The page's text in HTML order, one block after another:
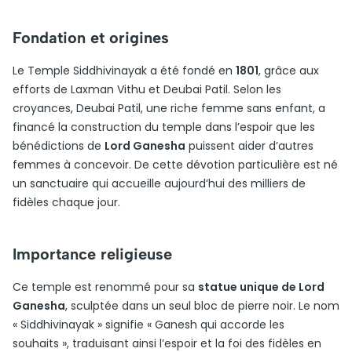
Fondation et origines
Le Temple Siddhivinayak a été fondé en 1801, grâce aux
efforts de Laxman Vithu et Deubai Patil. Selon les
croyances, Deubai Patil, une riche femme sans enfant, a
financé la construction du temple dans l’espoir que les
bénédictions de Lord Ganesha puissent aider d’autres
femmes à concevoir. De cette dévotion particulière est né
un sanctuaire qui accueille aujourd’hui des milliers de
fidèles chaque jour.
Importance religieuse
Ce temple est renommé pour sa statue unique de Lord
Ganesha, sculptée dans un seul bloc de pierre noir. Le nom
« Siddhivinayak » signifie « Ganesh qui accorde les
souhaits », traduisant ainsi l’espoir et la foi des fidèles en